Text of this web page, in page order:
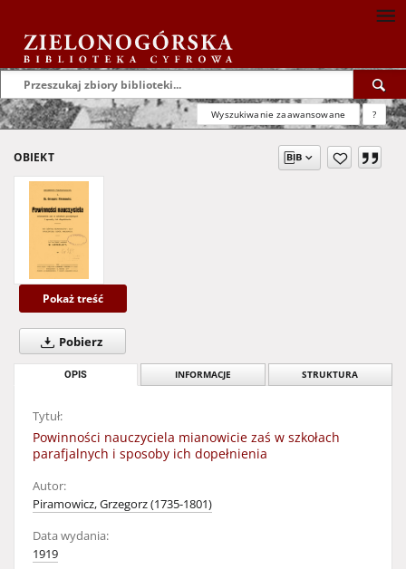
Wyszukiwanie zaawansowane ?
OBIEKT
Pokaż treść
Pobierz
OPIS INFORMACJE STRUKTURA
Tytuł:
Powinności nauczyciela mianowicie zaś w szkołach
parafjalnych i sposoby ich dopełnienia
Autor:
Piramowicz, Grzegorz (1735-1801)
Data wydania:
1919